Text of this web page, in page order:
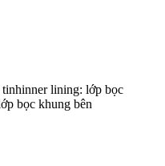
lining: lớp bọc
bọc khung bên